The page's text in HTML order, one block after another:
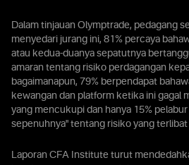
Dalam tinjauan Olymptrade, pedagang
menyedari jurang ini, 81% percaya
atau kedua-duanya sepatutnya
amaran tentang risiko perdagangan
bagaimanapun, 79% berpendapat
kewangan dan platform ketika ini gagal
yang mencukupi dan hanya 15%
sepenuhnya" tentang risiko yang
Laporan CFA Institute turut